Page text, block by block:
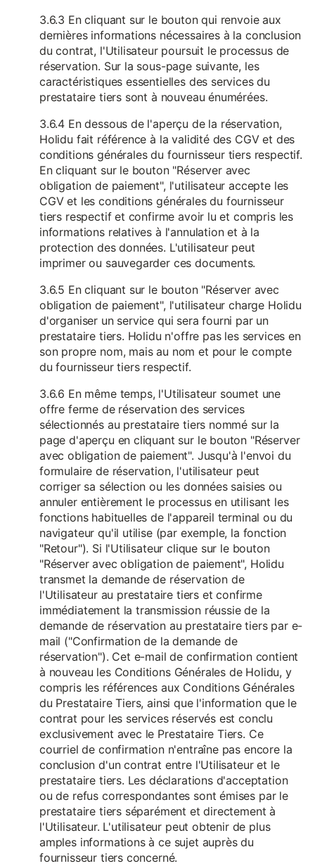
3.6.3 En cliquant sur le bouton qui renvoie aux
dernières informations nécessaires à la conclusion
du contrat, l'Utilisateur poursuit le processus de
réservation. Sur la sous-page suivante, les
caractéristiques essentielles des services du
prestataire tiers sont à nouveau énumérées.
3.6.4 En dessous de l'aperçu de la réservation,
Holidu fait référence à la validité des CGV et des
conditions générales du fournisseur tiers respectif.
En cliquant sur le bouton "Réserver avec
obligation de paiement", l'utilisateur accepte les
CGV et les conditions générales du fournisseur
tiers respectif et confirme avoir lu et compris les
informations relatives à l'annulation et à la
protection des données. L'utilisateur peut
imprimer ou sauvegarder ces documents.
3.6.5 En cliquant sur le bouton "Réserver avec
obligation de paiement", l'utilisateur charge Holidu
d'organiser un service qui sera fourni par un
prestataire tiers. Holidu n'offre pas les services en
son propre nom, mais au nom et pour le compte
du fournisseur tiers respectif.
3.6.6 En même temps, l'Utilisateur soumet une
offre ferme de réservation des services
sélectionnés au prestataire tiers nommé sur la
page d'aperçu en cliquant sur le bouton "Réserver
avec obligation de paiement". Jusqu'à l'envoi du
formulaire de réservation, l'utilisateur peut
corriger sa sélection ou les données saisies ou
annuler entièrement le processus en utilisant les
fonctions habituelles de l'appareil terminal ou du
navigateur qu'il utilise (par exemple, la fonction
"Retour"). Si l'Utilisateur clique sur le bouton
"Réserver avec obligation de paiement", Holidu
transmet la demande de réservation de
l'Utilisateur au prestataire tiers et confirme
immédiatement la transmission réussie de la
demande de réservation au prestataire tiers par e-
mail ("Confirmation de la demande de
réservation"). Cet e-mail de confirmation contient
à nouveau les Conditions Générales de Holidu, y
compris les références aux Conditions Générales
du Prestataire Tiers, ainsi que l'information que le
contrat pour les services réservés est conclu
exclusivement avec le Prestataire Tiers. Ce
courriel de confirmation n'entraîne pas encore la
conclusion d'un contrat entre l'Utilisateur et le
prestataire tiers. Les déclarations d'acceptation
ou de refus correspondantes sont émises par le
prestataire tiers séparément et directement à
l'Utilisateur. L'utilisateur peut obtenir de plus
amples informations à ce sujet auprès du
fournisseur tiers concerné.